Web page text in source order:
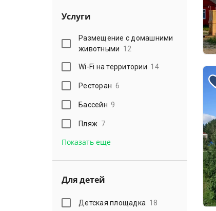
Услуги
Размещение с домашними
животными 12
Wi-Fi на территории 14
Ресторан 6
Бассейн 9
Пляж 7
Показать еще
Для детей
Детская площадка 18